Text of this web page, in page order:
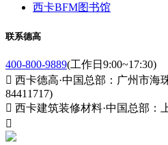
西卡BFM图书馆
联系德高
400-800-9889(工作日9:00~17:30)
 西卡德高·中国总部：广州市海
84411717)
 西卡建筑装修材料·中国总部：
